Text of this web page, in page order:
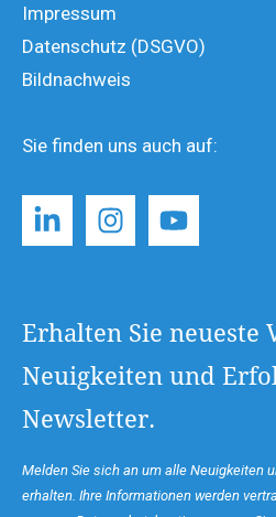
Impressum
Datenschutz (DSGVO)
Bildnachweis
Sie finden uns auch auf:
Erhalten Sie neueste
Neuigkeiten und
Newsletter.
Melden Sie sich an um alle Neuigkeiten
erhalten. Ihre Informationen werden